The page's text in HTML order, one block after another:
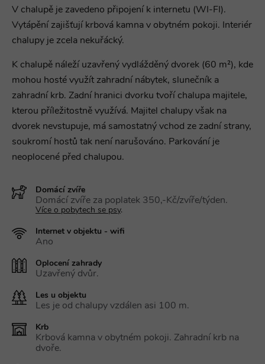
V chalupě je zavedeno připojení k internetu (WI-FI).
Vytápění zajišťují krbová kamna v obytném pokoji. Interiér
chalupy je zcela nekuřácký.
K chalupě náleží uzavřený vydlážděný dvorek (60 m²), kde
mohou hosté využít zahradní nábytek, slunečník a
zahradní krb. Zadní hranici dvorku tvoří chalupa majitele,
kterou příležitostně využívá. Majitel chalupy však na
dvorek nevstupuje, má samostatný vchod ze zadní strany,
soukromí hostů tak není narušováno. Parkování je
neoplocené před chalupou.
Domácí zvíře
Domácí zvíře za poplatek 350,-Kč/zvíře/týden.
Více o pobytech se psy.
Internet v objektu - wifi
Ano
Oplocení zahrady
Uzavřený dvůr.
Les u objektu
Les je od chalupy vzdálen asi 100 m.
Krb
Krbová kamna v obytném pokoji. Zahradní krb na
dvoře.